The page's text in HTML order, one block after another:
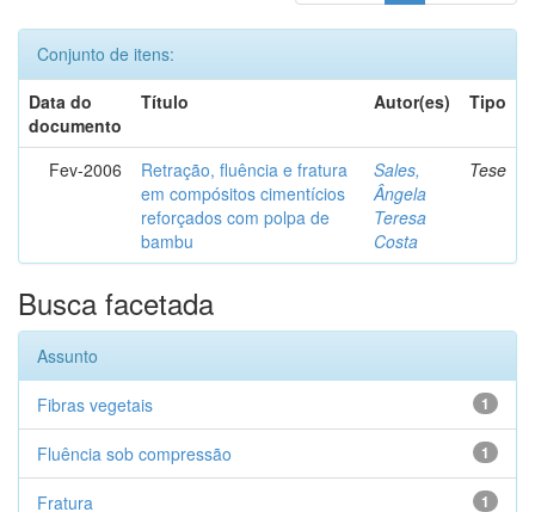
Conjunto de itens:
Data do
documento
Título Autor(es) Tipo
Fev-2006
Retração, fluência e fratura
em compósitos cimentícios
reforçados com polpa de
bambu
Sales,
Ângela
Teresa
Costa
Tese
Busca facetada
Assunto
1
Fibras vegetais
1
Fluência sob compressão
1
Fratura